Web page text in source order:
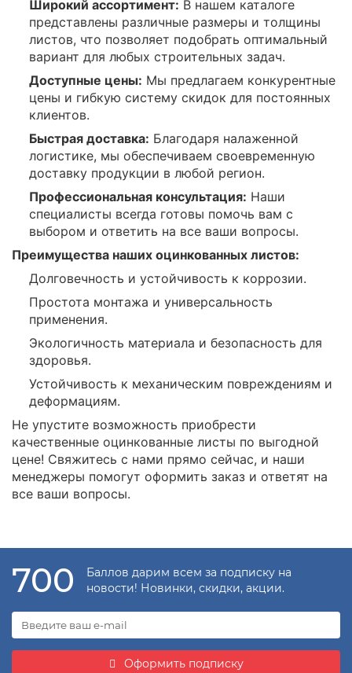
Широкий ассортимент: В нашем каталоге
представлены различные размеры и толщины
листов, что позволяет подобрать оптимальный
вариант для любых строительных задач.
Доступные цены: Мы предлагаем конкурентные
цены и гибкую систему скидок для постоянных
клиентов.
Быстрая доставка: Благодаря налаженной
логистике, мы обеспечиваем своевременную
доставку продукции в любой регион.
Профессиональная консультация: Наши
специалисты всегда готовы помочь вам с
выбором и ответить на все ваши вопросы.
Преимущества наших оцинкованных листов:
Долговечность и устойчивость к коррозии.
Простота монтажа и универсальность
применения.
Экологичность материала и безопасность для
здоровья.
Устойчивость к механическим повреждениям и
деформациям.
Не упустите возможность приобрести
качественные оцинкованные листы по выгодной
цене! Свяжитесь с нами прямо сейчас, и наши
менеджеры помогут оформить заказ и ответят на
все ваши вопросы.
700
Баллов дарим всем за подписку на
новости! Новинки, скидки, акции.
Оформить подписку